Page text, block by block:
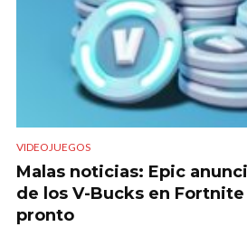
VIDEOJUEGOS
Malas noticias: Epic
de los V-Bucks en
pronto